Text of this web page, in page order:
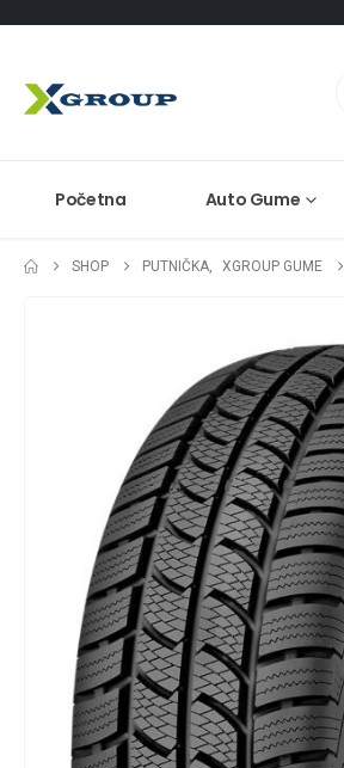
Početna Auto Gume
SHOP PUTNIČKA, XGROUP GUME